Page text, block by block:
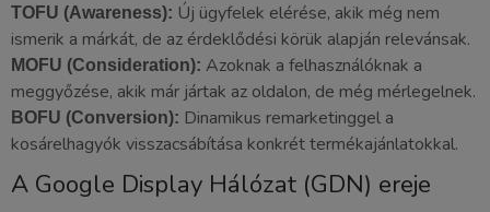
TOFU (Awareness): Új ügyfelek elérése, akik még nem
ismerik a márkát, de az érdeklődési körük alapján relevánsak.
MOFU (Consideration): Azoknak a felhasználóknak a
meggyőzése, akik már jártak az oldalon, de még mérlegelnek.
BOFU (Conversion): Dinamikus remarketinggel a
kosárelhagyók visszacsábítása konkrét termékajánlatokkal.
A Google Display Hálózat (GDN) ereje